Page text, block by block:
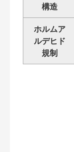
構造
ホルムア
ルデヒド
規制